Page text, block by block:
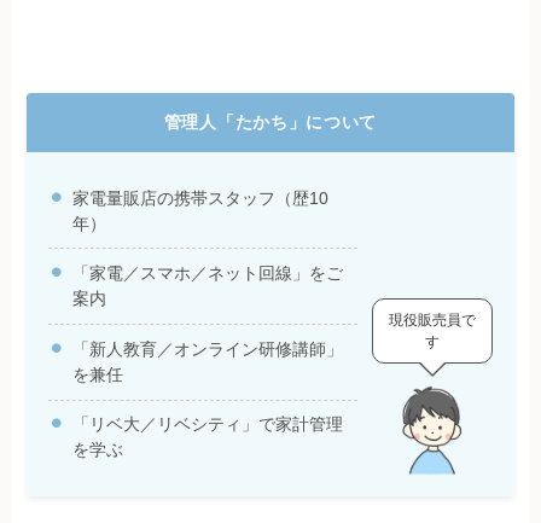
管理人「たかち」について
家電量販店の携帯スタッフ（歴10
年）
「家電／スマホ／ネット回線」をご
案内
「新人教育／オンライン研修講師」
を兼任
「リベ大／リベシティ」で家計管理
を学ぶ
現役販売員で
す